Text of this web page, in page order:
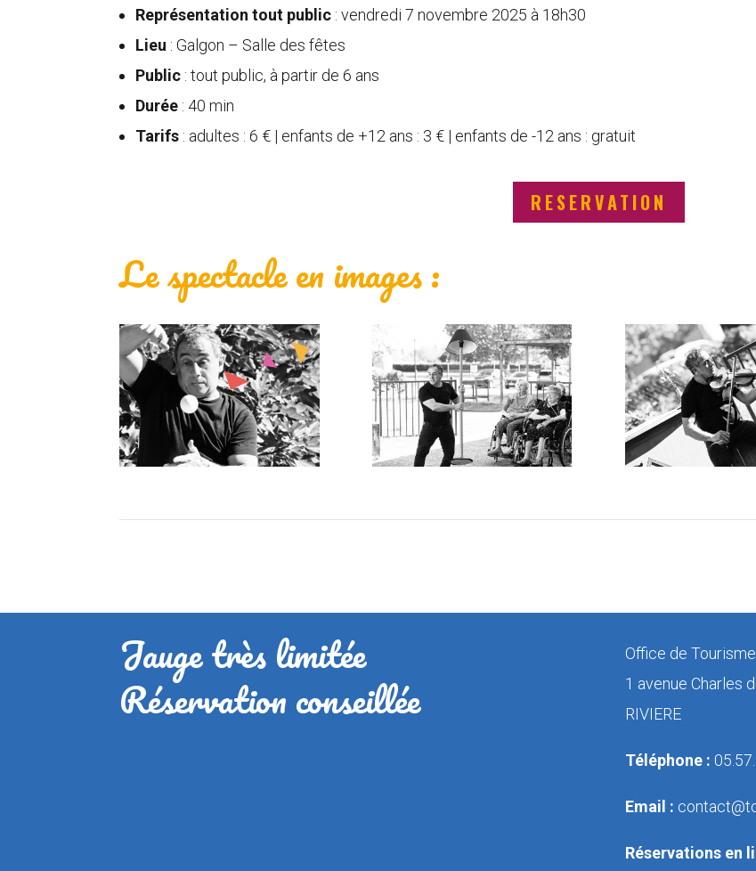
Représentation tout public : vendredi 7 novembre 2025 à 18h30
Lieu : Galgon – Salle des fêtes
Public : tout public, à partir de 6 ans
Durée : 40 min
Tarifs : adultes : 6 € | enfants de +12 ans : 3 € | enfants de -12 ans : gratuit
RESERVATION
Le spectacle en images :
Jauge très limitée
Réservation conseillée
Office de
1 avenue Charles
RIVIERE
Téléphone :
Email :
Réservations en